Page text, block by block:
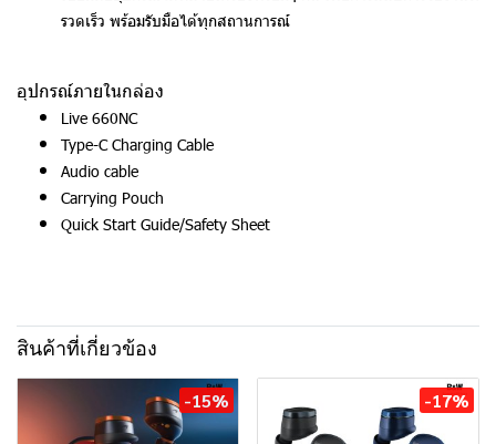
รวดเร็ว พร้อมรับมือได้ทุกสถานการณ์
อุปกรณ์ภายในกล่อง
Live 660NC
Type-C Charging Cable
Audio cable
Carrying Pouch
Quick Start Guide/Safety Sheet
สินค้าที่เกี่ยวข้อง
-15% -17%